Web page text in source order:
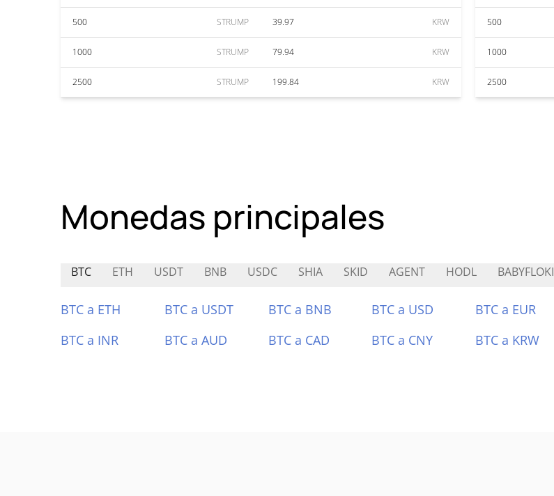
500 STRUMP 39.97 KRW
1000 STRUMP 79.94 KRW
2500 STRUMP 199.84 KRW
500
1000
2500
Monedas principales
BTC ETH USDT BNB USDC SHIA SKID AGENT HODL BABYFLOKI
BTC a ETH BTC a USDT BTC a BNB BTC a USD BTC a EUR
BTC a INR
BTC a AUD BTC a CAD BTC a CNY BTC a KRW